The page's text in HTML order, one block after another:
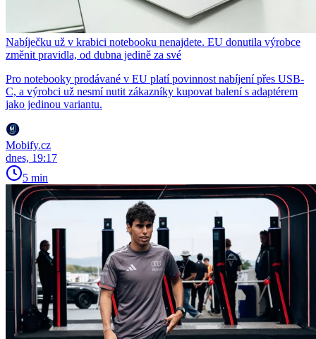
Nabíječku už v krabici notebooku nenajdete. EU donutila výrobce
změnit pravidla, od dubna jedině za své
Pro notebooky prodávané v EU platí povinnost nabíjení přes USB-
C, a výrobci už nesmí nutit zákazníky kupovat balení s adaptérem
jako jedinou variantu.
Mobify.cz
dnes, 19:17
5 min